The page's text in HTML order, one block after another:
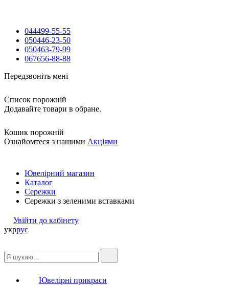
044499-55-55
050446-23-50
050463-79-99
067656-88-88
Передзвоніть мені
Список порожній
Додавайте товари в обране.
Кошик порожній
Ознайомтеся з нашими Акціями
Ювелірний магазин
Каталог
Сережки
Сережки з зеленими вставками
Увійти до кабінету
укррус
Ювелірні прикраси